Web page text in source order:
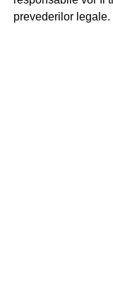
prevederilor legale.